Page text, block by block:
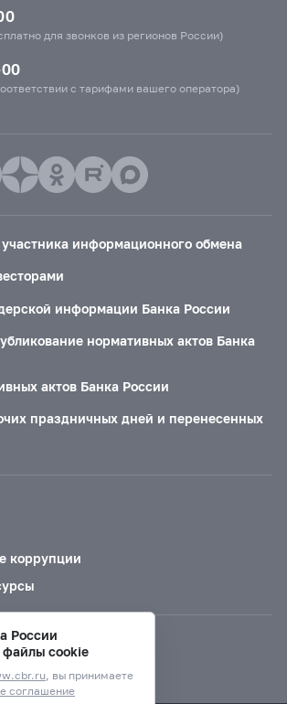
для звонков из регионов России)
с тарифами вашего оператора)
информационного обмена
информации Банка России
нормативных актов Банка
актов Банка России
праздничных дней и перенесенных
коррупции
России
файлы cookie
, вы принимаете
соглашение